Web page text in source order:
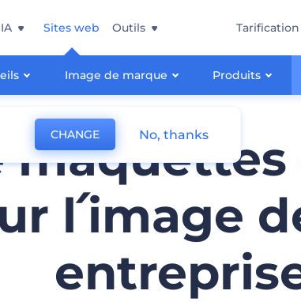
Sites web
Image de marque Produits
Outils Tarification
maquettes
l՛image
CHANGE No, thanks